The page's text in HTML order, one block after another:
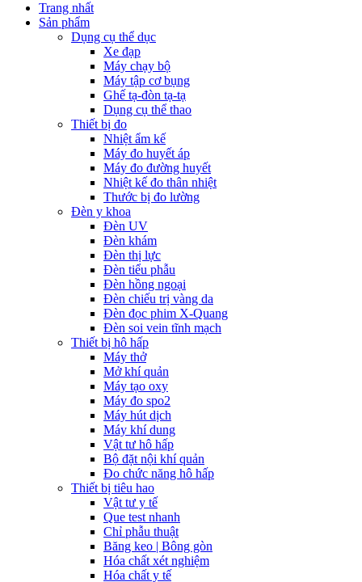
Trang nhất
Sản phẩm
Dụng cụ thể dục
Xe đạp
Máy chạy bộ
Máy tập cơ bụng
Ghế tạ-đòn tạ-tạ
Dụng cụ thể thao
Thiết bị đo
Nhiệt ẩm kế
Máy đo huyết áp
Máy đo đường huyết
Nhiệt kế đo thân nhiệt
Thước bị đo lường
Đèn y khoa
Đèn UV
Đèn khám
Đèn thị lực
Đèn tiểu phẫu
Đèn hồng ngoại
Đèn chiếu trị vàng da
Đèn đọc phim X-Quang
Đèn soi vein tĩnh mạch
Thiết bị hô hấp
Máy thở
Mở khí quản
Máy tạo oxy
Máy đo spo2
Máy hút dịch
Máy khí dung
Vật tư hô hấp
Bộ đặt nội khí quản
Đo chức năng hô hấp
Thiết bị tiêu hao
Vật tư y tế
Que test nhanh
Chỉ phẫu thuật
Băng keo | Bông gòn
Hóa chất xét nghiệm
Hóa chất y tế